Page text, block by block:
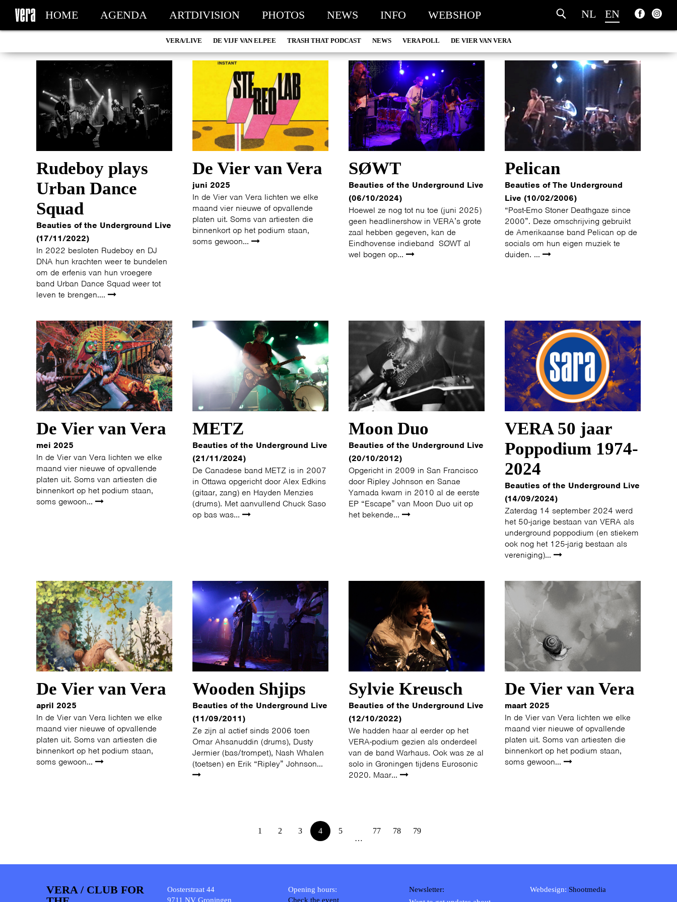
NL EN
HOME AGENDA ARTDIVISION PHOTOS NEWS INFO WEBSHOP
VERA/LIVE DE VIJF VAN ELPEE TRASH THAT PODCAST NEWS VERA POLL DE VIER VAN VERA
Rudeboy plays
Urban Dance
Squad
Beauties of the Underground Live
(17/11/2022)
In 2022 besloten Rudeboy en DJ
DNA hun krachten weer te bundelen
om de erfenis van hun vroegere
band Urban Dance Squad weer tot
leven te brengen....
De Vier van Vera
juni 2025
In de Vier van Vera lichten we elke
maand vier nieuwe of opvallende
platen uit. Soms van artiesten die
binnenkort op het podium staan,
soms gewoon...
SØWT
Beauties of the Underground Live
(06/10/2024)
Hoewel ze nog tot nu toe (juni 2025)
geen headlinershow in VERA’s grote
zaal hebben gegeven, kan de
Eindhovense indieband SØWT al
wel bogen op...
Pelican
Beauties of The Underground
Live (10/02/2006)
“Post-Emo Stoner Deathgaze since
2000”. Deze omschrijving gebruikt
de Amerikaanse band Pelican op de
socials om hun eigen muziek te
duiden. ...
De Vier van Vera
mei 2025
In de Vier van Vera lichten we elke
maand vier nieuwe of opvallende
platen uit. Soms van artiesten die
binnenkort op het podium staan,
soms gewoon...
METZ
Beauties of the Underground Live
(21/11/2024)
De Canadese band METZ is in 2007
in Ottawa opgericht door Alex Edkins
(gitaar, zang) en Hayden Menzies
(drums). Met aanvullend Chuck Saso
op bas was...
Moon Duo
Beauties of the Underground Live
(20/10/2012)
Opgericht in 2009 in San Francisco
door Ripley Johnson en Sanae
Yamada kwam in 2010 al de eerste
EP “Escape” van Moon Duo uit op
het bekende...
VERA 50 jaar
Poppodium 1974-
2024
Beauties of the Underground Live
(14/09/2024)
Zaterdag 14 september 2024 werd
het 50-jarige bestaan van VERA als
underground poppodium (en stiekem
ook nog het 125-jarig bestaan als
vereniging)...
De Vier van Vera
april 2025
In de Vier van Vera lichten we elke
maand vier nieuwe of opvallende
platen uit. Soms van artiesten die
binnenkort op het podium staan,
soms gewoon...
Wooden Shjips
Beauties of the Underground Live
(11/09/2011)
Ze zijn al actief sinds 2006 toen
Omar Ahsanuddin (drums), Dusty
Jermier (bas/trompet), Nash Whalen
(toetsen) en Erik “Ripley” Johnson...
Sylvie Kreusch
Beauties of the Underground Live
(12/10/2022)
We hadden haar al eerder op het
VERA-podium gezien als onderdeel
van de band Warhaus. Ook was ze al
solo in Groningen tijdens Eurosonic
2020. Maar...
De Vier van Vera
maart 2025
In de Vier van Vera lichten we elke
maand vier nieuwe of opvallende
platen uit. Soms van artiesten die
binnenkort op het podium staan,
soms gewoon...
1 2 3 4
5
…
77 78 79
VERA / CLUB FOR
Oosterstraat 44
9711 NV Groningen
Opening hours:
Check the event
Newsletter:
Webdesign: Shootmedia